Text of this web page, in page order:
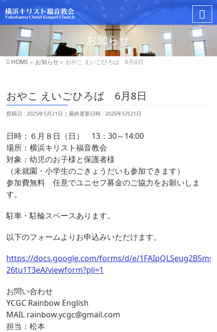
お知らせ
HOME » お知らせ » おやこ えいごひろば 6月8日
おやこ えいごひろば 6月8日
投稿日 : 2025年5月21日 最終更新日時 : 2025年5月21日
日時：６月８日（⽇） 13：30～14:00
場所：横浜キリスト福音教会
対象：幼児のお子様と保護者様
（未就園・小学生のごきょうだいも参加できます）
参加費無料 任意でユニセフ募金のご協力をお願いしま
す。
駐車・駐輪スペースあります。
以下のフォームよりお申込みいただけます。
https://docs.google.com/forms/d/e/
26tu1T3eA/viewform?pli=1
お問い合わせ
YCGC Rainbow English
MAIL rainbow.ycgc@gmail.com
担当：松本